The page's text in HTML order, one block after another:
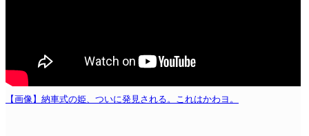
【画像】納車式の姫、ついに発見される。これはかわヨ。